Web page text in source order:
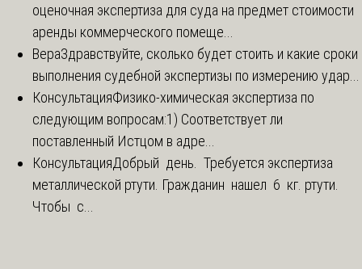
оценочная экспертиза для суда на предмет стоимости
аренды коммерческого помеще...
ВераЗдравствуйте, сколько будет стоить и какие сроки
выполнения судебной экспертизы по измерению удар...
КонсультацияФизико-химическая экспертиза по
следующим вопросам:1) Соответствует ли
поставленный Истцом в адре...
КонсультацияДобрый день. Требуется экспертиза
металлической ртути. Гражданин нашел 6 кг. ртути.
Чтобы с...